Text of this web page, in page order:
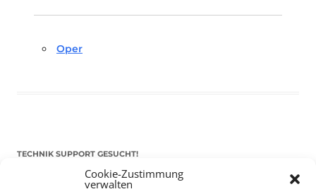
Cookie-Zustimmung
verwalten
Oper
TECHNIK SUPPORT GESUCHT!
Das Kulturparkett freut sich stets über